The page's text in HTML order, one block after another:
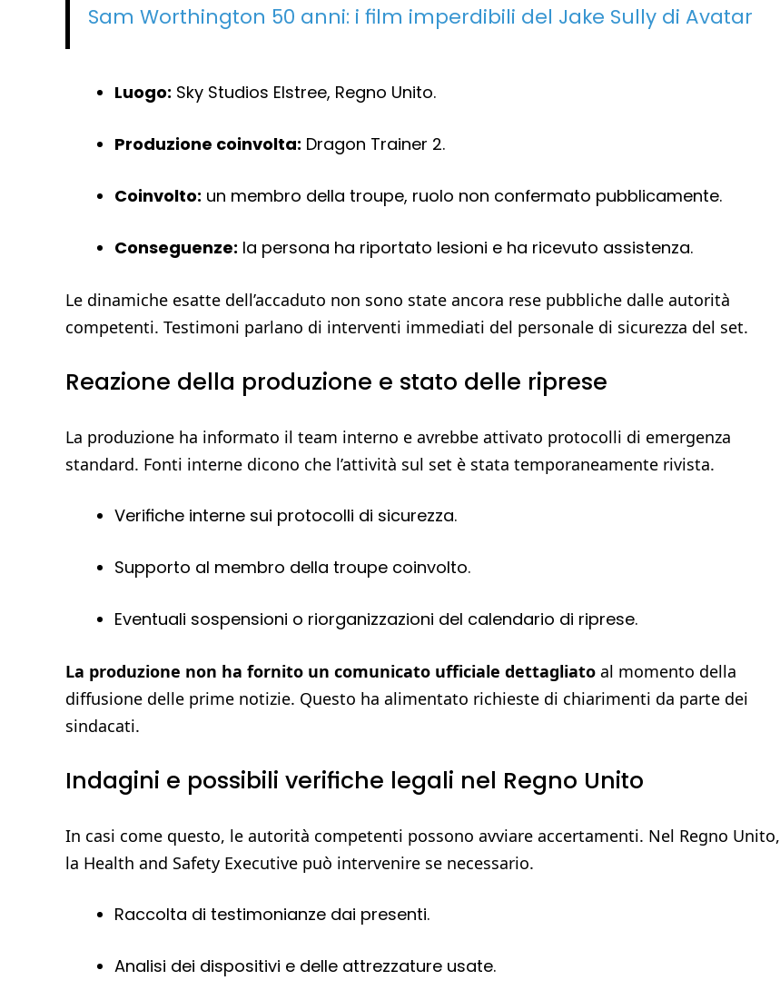
Sam Worthington 50 anni: i film imperdibili del Jake Sully di Avatar
Luogo: Sky Studios Elstree, Regno Unito.
Produzione coinvolta: Dragon Trainer 2.
Coinvolto: un membro della troupe, ruolo non confermato pubblicamente.
Conseguenze: la persona ha riportato lesioni e ha ricevuto assistenza.
Le dinamiche esatte dell’accaduto non sono state ancora rese pubbliche dalle autorità
competenti. Testimoni parlano di interventi immediati del personale di sicurezza del set.
Reazione della produzione e stato delle riprese
La produzione ha informato il team interno e avrebbe attivato protocolli di emergenza
standard. Fonti interne dicono che l’attività sul set è stata temporaneamente rivista.
Verifiche interne sui protocolli di sicurezza.
Supporto al membro della troupe coinvolto.
Eventuali sospensioni o riorganizzazioni del calendario di riprese.
La produzione non ha fornito un comunicato ufficiale dettagliato al momento della
diffusione delle prime notizie. Questo ha alimentato richieste di chiarimenti da parte dei
sindacati.
Indagini e possibili verifiche legali nel Regno Unito
In casi come questo, le autorità competenti possono avviare accertamenti. Nel Regno Unito,
la Health and Safety Executive può intervenire se necessario.
Raccolta di testimonianze dai presenti.
Analisi dei dispositivi e delle attrezzature usate.